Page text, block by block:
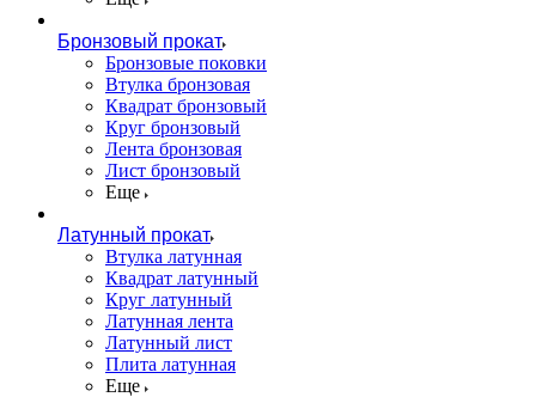
Бронзовый прокат
Бронзовые поковки
Втулка бронзовая
Квадрат бронзовый
Круг бронзовый
Лента бронзовая
Лист бронзовый
Еще
Латунный прокат
Втулка латунная
Квадрат латунный
Круг латунный
Латунная лента
Латунный лист
Плита латунная
Еще